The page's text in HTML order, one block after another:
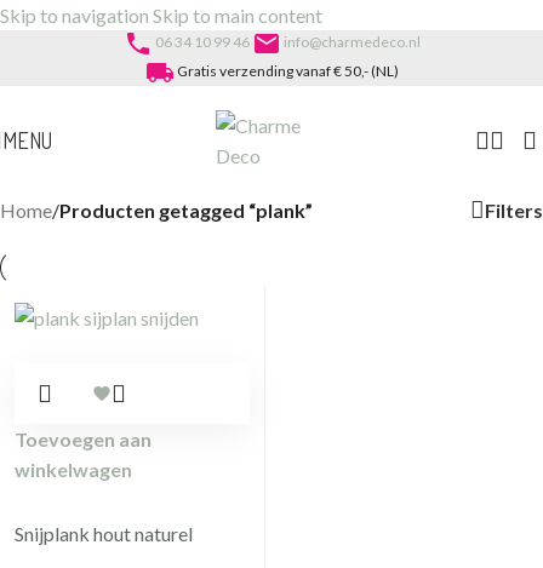
Skip to navigation Skip to main content
phone 06 34 10 99 46 email info@charmedeco.nl
local_shipping Gratis verzending vanaf € 50,- (NL)
MENU
Home/Producten getagged “plank” Filters
Toevoegen aan
winkelwagen
Snijplank hout naturel